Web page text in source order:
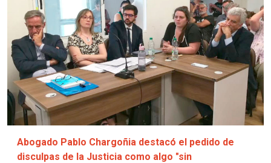
Abogado Pablo Chargoñia destacó el pedido de
disculpas de la Justicia como algo "sin